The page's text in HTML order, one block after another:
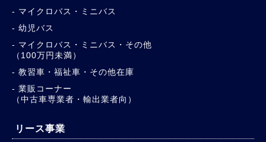
マイクロバス・ミニバス
幼児バス
マイクロバス・ミニバス・その他
（100万円未満）
教習車・福祉車・その他在庫
業販コーナー
（中古車専業者・輸出業者向）
リース事業